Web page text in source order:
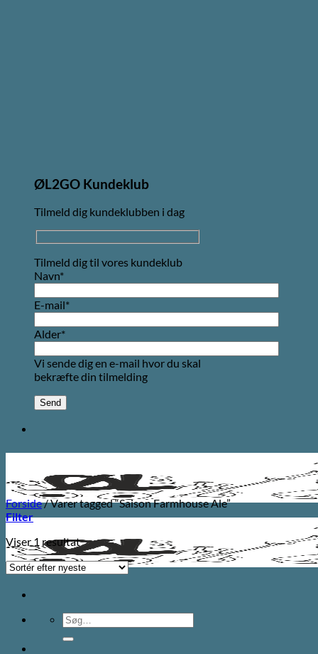
ØL2GO Kundeklub
Tilmeld dig kundeklubben i dag
Tilmeld dig til vores kundeklub
Navn*
E-mail*
Alder*
Vi sende dig en e-mail hvor du skal
bekræfte din tilmelding
Søg
efter:
Forside/Varer tagged “Saison Farmhouse Ale”
Filter
Viser 1 resultat